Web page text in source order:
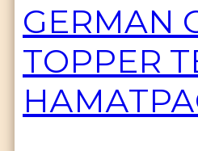
GERMAN
TOPPER